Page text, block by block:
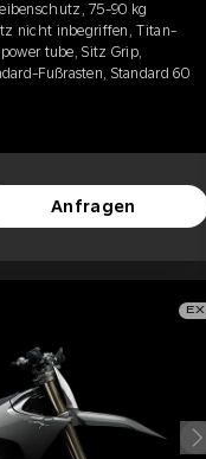
75-90 kg
nicht inbegriffen, Titan-
tube, Sitz Grip,
Fußrasten, Standard 60
Anfragen
EX